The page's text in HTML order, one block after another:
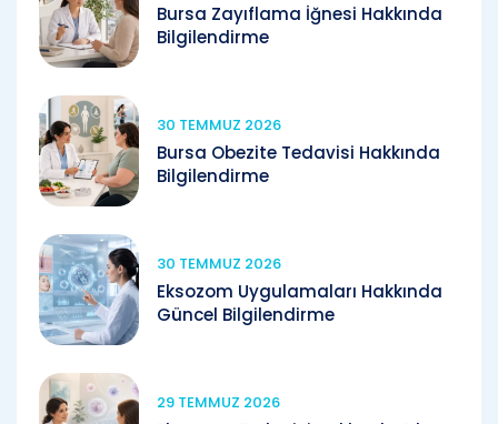
Bursa Zayıflama İğnesi Hakkında
Bilgilendirme
30 TEMMUZ 2026
Bursa Obezite Tedavisi Hakkında
Bilgilendirme
30 TEMMUZ 2026
Eksozom Uygulamaları Hakkında
Güncel Bilgilendirme
29 TEMMUZ 2026